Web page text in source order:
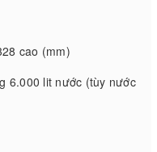
cao (mm)
6.000 lit nước (tùy nước